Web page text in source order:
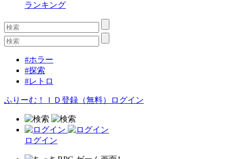
ランキング
#ホラー
#探索
#レトロ
ふりーむ！ＩＤ登録（無料） ログイン
ログイン